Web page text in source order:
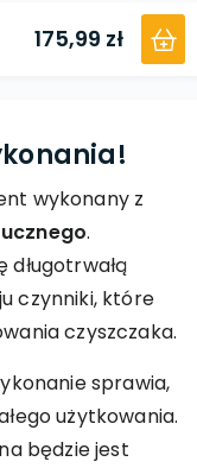
175,99 zł
wykonany z
.
długotrwałą
czynniki, które
czyszczaka.
sprawia,
użytkowania.
będzie jest